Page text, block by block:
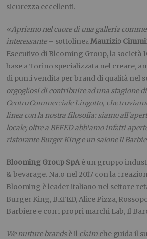
sicurezza eccellenti.
«Apriamo nel cuore di una galleria
interessante– sottolineaMaurizio
Esecutivo di Blooming Group, la società
base a Torino specializzata nel creare,
di punti vendita per brand di qualità nel
orgogliosi di contribuire ad una stagione
Centro Commerciale Lingotto, che
linea con la nostra filosofia: siamo
locale; oltre a BEFED abbiamo infatti
ristorante Burger King e un salone Il
Blooming Group SpAè un gruppo
& bevarage. Nato nel 2017 con la
Blooming è leader italiano nel settore
Burger King, BEFED, Alice Pizza,
Barbiere e con i propri marchi Lab, Il
We nurture brandsè il claim che guida il